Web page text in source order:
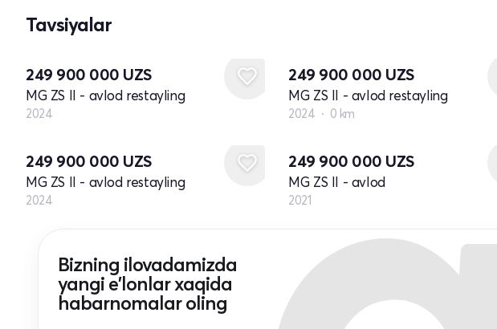
Tavsiyalar
249 900 000 UZS
MG ZS II - avlod restayling
2024
249 900 000 UZS
MG ZS II - avlod restayling
2024 0 km
249 900 000 UZS
MG ZS II - avlod restayling
2024
249 900 000 UZS
MG ZS II - avlod
2021
Bizning ilovadamizda
yangi e'lonlar xaqida
habarnomalar oling